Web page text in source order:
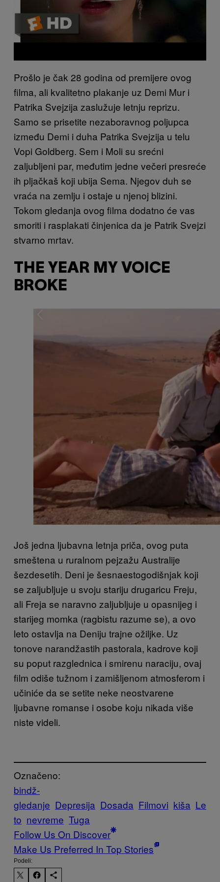
Prošlo je čak 28 godina od premijere ovog
filma, ali kvalitetno plakanje uz Demi Mur i
Patrika Svejzija zaslužuje letnju reprizu.
Samo se prisetite nezaboravnog poljupca
između Demi i duha Patrika Svejzija u telu
Vopi Goldberg. Sem i Moli su srećni
zaljubljeni par, međutim jedne večeri presreće
ih pljačkaš koji ubija Sema. Njegov duh se
vraća na zemlju i ostaje u njenoj blizini.
Tokom gledanja ovog filma dodatno će vas
smoriti i rasplakati činjenica da je Patrik Svejzi
stvarno mrtav.
THE YEAR MY VOICE
BROKE
Još jedna ljubavna letnja priča, ovog puta
smeštena u ruralnom pejzažu Australije
šezdesetih. Deni je šesnaestogodišnjak koji
se zaljubljuje u svoju stariju drugaricu Freju,
ali Freja se naravno zaljubljuje u opasnijeg i
starijeg momka (ragbistu razume se), a ovo
leto ostavlja na Deniju trajne ožiljke. Uz
tonove narandžastih pastorala, kadrove koji
su poput razglednica i smirenu naraciju, ovaj
film odiše tužnom i zamišljenom atmosferom i
učiniće da se setite neke neostvarene
ljubavne romanse i osobe koju nikada više
niste videli.
Označeno:
bindž-
gledanje Depresija Dosada Filmovi kiša Le
to nevreme Tuga
Follow Us On Discover
Make Us Preferred In Top Stories
Podeli: